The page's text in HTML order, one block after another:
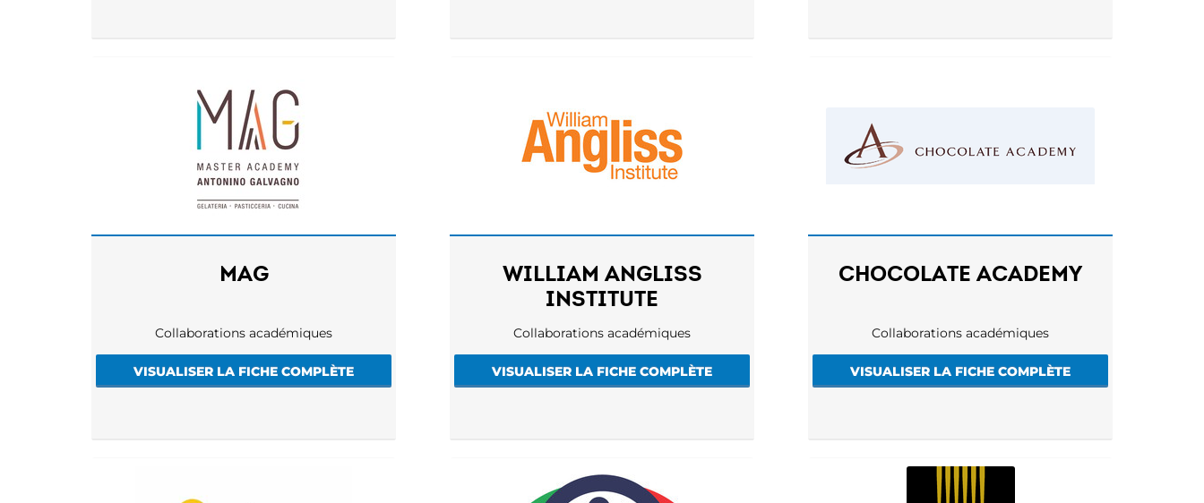
MAG
Collaborations académiques
VISUALISER LA FICHE COMPLÈTE
WILLIAM ANGLISS
INSTITUTE
Collaborations académiques
VISUALISER LA FICHE COMPLÈTE
CHOCOLATE ACADEMY
Collaborations académiques
VISUALISER LA FICHE COMPLÈTE